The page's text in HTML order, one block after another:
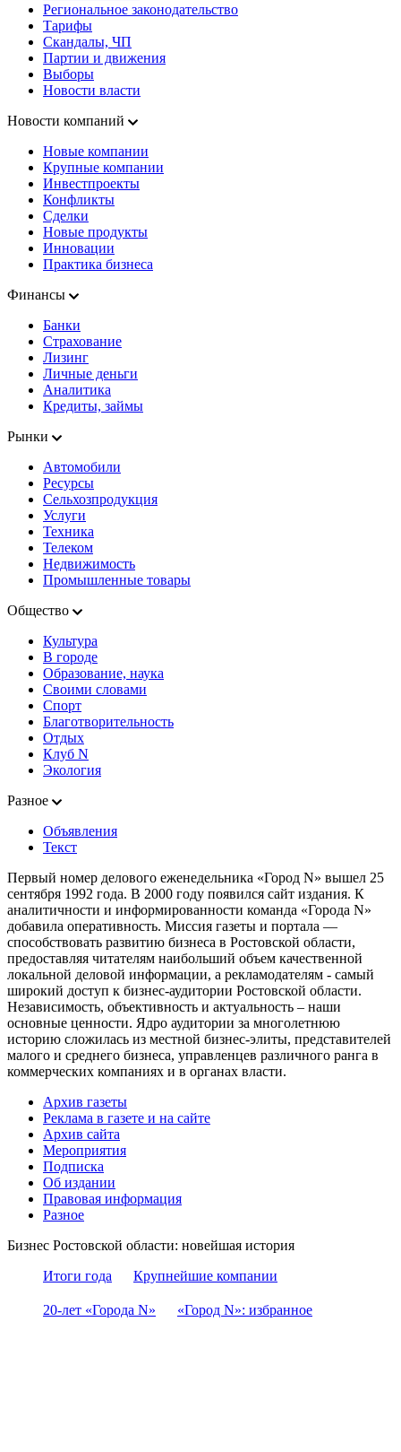
Региональное законодательство
Тарифы
Скандалы, ЧП
Партии и движения
Выборы
Новости власти
Новости компаний
Новые компании
Крупные компании
Инвестпроекты
Конфликты
Сделки
Новые продукты
Инновации
Практика бизнеса
Финансы
Банки
Страхование
Лизинг
Личные деньги
Аналитика
Кредиты, займы
Рынки
Автомобили
Ресурсы
Сельхозпродукция
Услуги
Техника
Телеком
Недвижимость
Промышленные товары
Общество
Культура
В городе
Образование, наука
Своими словами
Спорт
Благотворительность
Отдых
Клуб N
Экология
Разное
Объявления
Текст
Первый номер делового еженедельника «Город N» вышел 25
сентября 1992 года. В 2000 году появился сайт издания. К
аналитичности и информированности команда «Города N»
добавила оперативность. Миссия газеты и портала —
способствовать развитию бизнеса в Ростовской области,
предоставляя читателям наибольший объем качественной
локальной деловой информации, а рекламодателям - самый
широкий доступ к бизнес-аудитории Ростовской области.
Независимость, объективность и актуальность – наши
основные ценности. Ядро аудитории за многолетнюю
историю сложилась из местной бизнес-элиты, представителей
малого и среднего бизнеса, управленцев различного ранга в
коммерческих компаниях и в органах власти.
Архив газеты
Реклама в газете и на сайте
Архив сайта
Мероприятия
Подписка
Об издании
Правовая информация
Разное
Бизнес Ростовской области: новейшая история
Итоги года
Крупнейшие компании
20-лет «Города N» «Город N»: избранное